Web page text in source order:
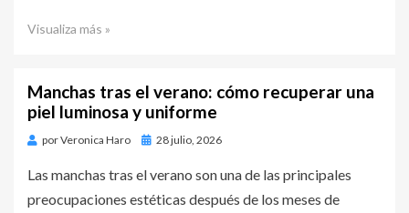
Visualiza más »
Manchas tras el verano: cómo recuperar una
piel luminosa y uniforme
porVeronica Haro
Publicado
28 julio, 2026
Las manchas tras el verano son una de las principales
preocupaciones estéticas después de los meses de